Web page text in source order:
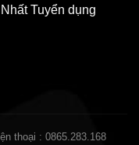
Tuyển dụng
thoại : 0865.283.168